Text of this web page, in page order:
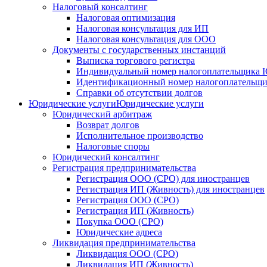
Налоговый консалтинг
Налоговая оптимизация
Налоговая консультация для ИП
Налоговая консультация для ООО
Документы с государственных инстанций
Выписка торгового регистра
Индивидуальный номер налогоплательщика
Идентификационный номер
Справки об отсутствии долгов
Юридические услугиЮридические услуги
Юридический арбитраж
Возврат долгов
Исполнительное производство
Налоговые споры
Юридический консалтинг
Регистрация предпринимательства
Регистрация ООО (СРО) для иностранцев
Регистрация ИП (Живность) для иностранцев
Регистрация ООО (СРО)
Регистрация ИП (Живность)
Покупка ООО (СРО)
Юридические адреса
Ликвидация предпринимательства
Ликвидация ООО (СРО)
Ликвидация ИП (Живность)